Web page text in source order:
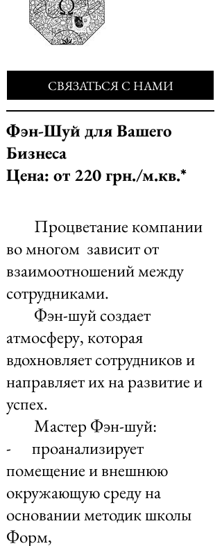
СВЯЗАТЬСЯ С НАМИ
Фэн-Шуй для Вашего
Бизнеса
Цена: от 220 грн./м.кв.*
Процветание компании
во многом зависит от
взаимоотношений между
сотрудниками.
Фэн-шуй создает
атмосферу, которая
вдохновляет сотрудников и
направляет их на развитие и
успех.
Мастер Фэн-шуй:
- проанализирует
помещение и внешнюю
окружающую среду на
основании методик школы
Форм,